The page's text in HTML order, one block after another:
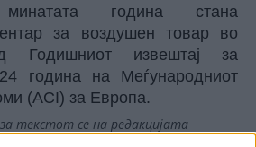
година стана
за воздушен товар во
Годишниот извештај за
година на Меѓународниот
(ACI) за Европа.
текстот се на редакцијата